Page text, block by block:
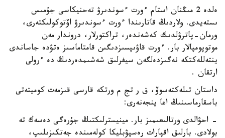
ەلدە 2 مىڭنان استام ءورت ءسوندىرۋ تەحنيكاسى جۇمىس
ىستەيدى. ولاردىڭ قاتارىندا ءورت ءسوندىرۋ اۆتوكولىكتەرى،
ورمان-پاترۋلدىك كەشەندەر، تراكتورلار، دروندار مەن
موتوپومپالار بار. ءورت قاۋىپسىزدىگىن قامتاماسىز ەتۋدە جاساندى
ينتەللەكتكە نەگىزدەلگەن سيفرلىق شەشىمدەردىڭ دە ءرولى
ارتقان .
داستان تىلەكتەسوۆ، ق ر تج م ورتكە قارسى قىزمەت كوميتەتى
باسقارماسىنىڭ اعا ينجەنەرى:
- احۋالدى ورتالىعىمىز بار. مينيسترلىكتىڭ جۇرەگى دەسەك تە
بولادى. بارلىق اقپارات رەسپۋبليكا كولەمىندە جەتكىزىلىپ،